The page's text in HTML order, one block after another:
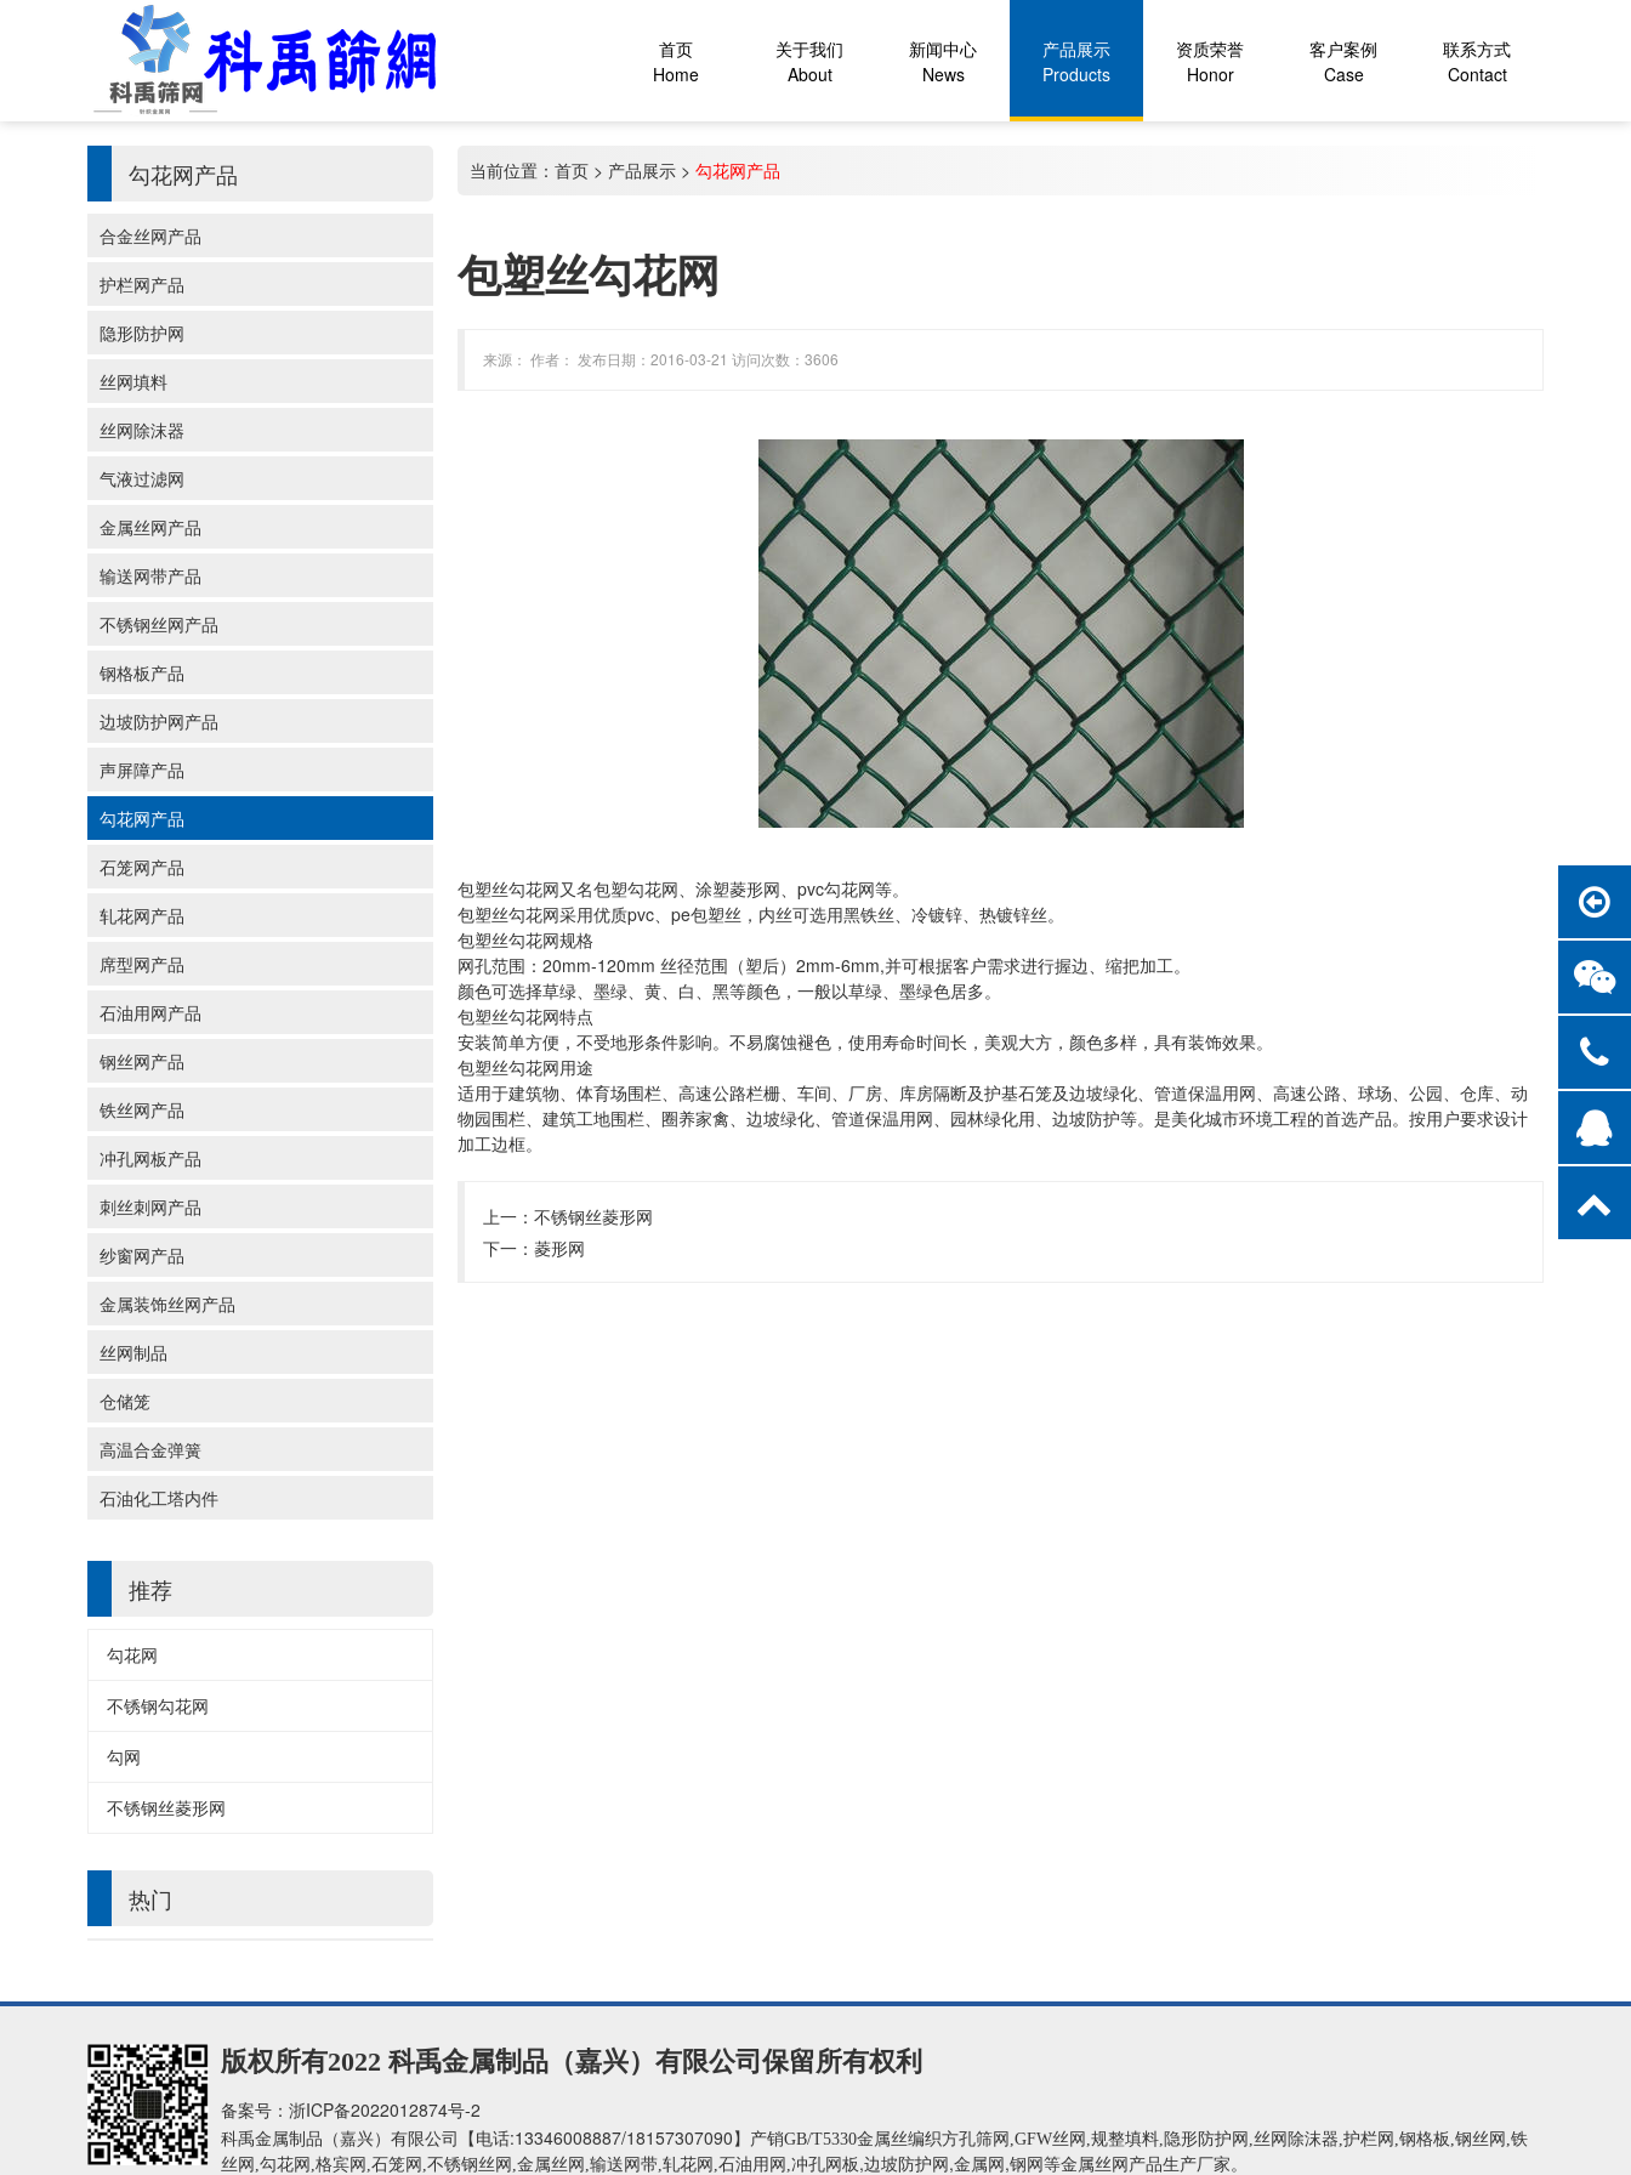
联系方式
Contact
客户案例
Case
资质荣誉
Honor
产品展示
Products
新闻中心
News
关于我们
About
首页
Home
勾花网产品
合金丝网产品
护栏网产品
隐形防护网
丝网填料
丝网除沫器
气液过滤网
金属丝网产品
输送网带产品
不锈钢丝网产品
钢格板产品
边坡防护网产品
声屏障产品
勾花网产品
石笼网产品
轧花网产品
席型网产品
石油用网产品
钢丝网产品
铁丝网产品
冲孔网板产品
刺丝刺网产品
纱窗网产品
金属装饰丝网产品
丝网制品
仓储笼
高温合金弹簧
石油化工塔内件
推荐
勾花网
不锈钢勾花网
勾网
不锈钢丝菱形网
热门
当前位置： 首页 > 产品展示 > 勾花网产品
包塑丝勾花网
来源： 作者： 发布日期：2016-03-21 访问次数：3606
包塑丝勾花网又名包塑勾花网、涂塑菱形网、pvc勾花网等。
包塑丝勾花网采用优质pvc、pe包塑丝，内丝可选用黑铁丝、冷镀锌、热镀锌丝。
包塑丝勾花网规格
网孔范围：20mm-120mm 丝径范围（塑后）2mm-6mm,并可根据客户需求进行握边、缩把加工。
颜色可选择草绿、墨绿、黄、白、黑等颜色，一般以草绿、墨绿色居多。
包塑丝勾花网特点
安装简单方便，不受地形条件影响。不易腐蚀褪色，使用寿命时间长，美观大方，颜色多样，具有装饰效果。
包塑丝勾花网用途
适用于建筑物、体育场围栏、高速公路栏栅、车间、厂房、库房隔断及护基石笼及边坡绿化、管道保温用网、高速公路、球场、公园、仓库、动
物园围栏、建筑工地围栏、圈养家禽、边坡绿化、管道保温用网、园林绿化用、边坡防护等。是美化城市环境工程的首选产品。按用户要求设计
加工边框。
上一： 不锈钢丝菱形网
下一： 菱形网
版权所有2022 科禹金属制品（嘉兴）有限公司保留所有权利
备案号： 浙ICP备2022012874号-2
科禹金属制品（嘉兴）有限公司 【电话:13346008887/18157307090】 产销GB/T5330金属丝编织方孔筛网,GFW丝网,规整填料,隐形防护网,丝网除沫器,护栏网,钢格板,钢丝网,铁
丝网,勾花网,格宾网,石笼网,不锈钢丝网,金属丝网,输送网带,轧花网,石油用网,冲孔网板 ,边坡防护网,金属网,钢网等金属丝网产品生产厂家。